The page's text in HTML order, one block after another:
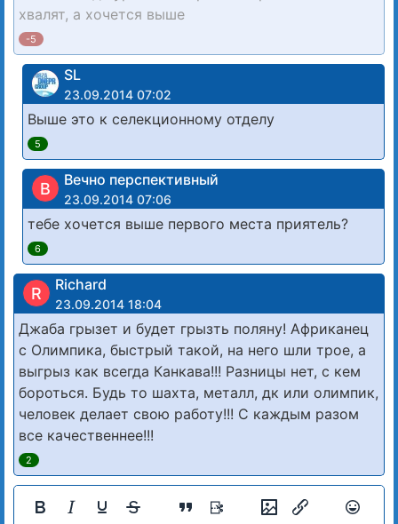
хвалят, а хочется выше
-5
SL
23.09.2014 07:02
Выше это к селекционному отделу
5
В Вечно перспективный
23.09.2014 07:06
тебе хочется выше первого места приятель?
6
R Richard
23.09.2014 18:04
Джаба грызет и будет грызть поляну! Африканец
с Олимпика, быстрый такой, на него шли трое, а
выгрыз как всегда Канкава!!! Разницы нет, с кем
бороться. Будь то шахта, металл, дк или олимпик,
человек делает свою работу!!! С каждым разом
все качественнее!!!
2